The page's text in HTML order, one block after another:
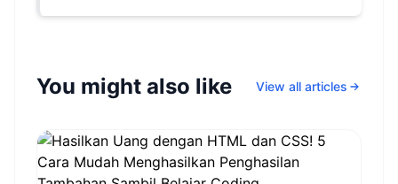
You might also like View all articles